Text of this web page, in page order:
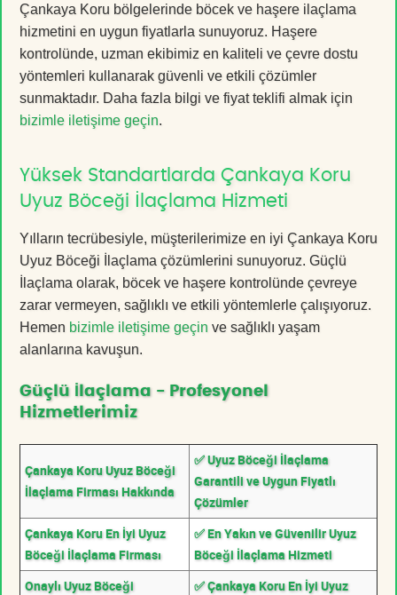
Çankaya Koru bölgelerinde böcek ve haşere ilaçlama
hizmetini en uygun fiyatlarla sunuyoruz. Haşere
kontrolünde, uzman ekibimiz en kaliteli ve çevre dostu
yöntemleri kullanarak güvenli ve etkili çözümler
sunmaktadır. Daha fazla bilgi ve fiyat teklifi almak için
bizimle iletişime geçin.
Yüksek Standartlarda Çankaya Koru
Uyuz Böceği İlaçlama Hizmeti
Yılların tecrübesiyle, müşterilerimize en iyi Çankaya Koru
Uyuz Böceği İlaçlama çözümlerini sunuyoruz. Güçlü
İlaçlama olarak, böcek ve haşere kontrolünde çevreye
zarar vermeyen, sağlıklı ve etkili yöntemlerle çalışıyoruz.
Hemen bizimle iletişime geçin ve sağlıklı yaşam
alanlarına kavuşun.
Güçlü İlaçlama - Profesyonel
Hizmetlerimiz
Çankaya Koru Uyuz Böceği
İlaçlama Firması Hakkında
✅ Uyuz Böceği İlaçlama
Garantili ve Uygun Fiyatlı
Çözümler
Çankaya Koru En İyi Uyuz
Böceği İlaçlama Firması
✅ En Yakın ve Güvenilir Uyuz
Böceği İlaçlama Hizmeti
Onaylı Uyuz Böceği
✅ Çankaya Koru En İyi Uyuz